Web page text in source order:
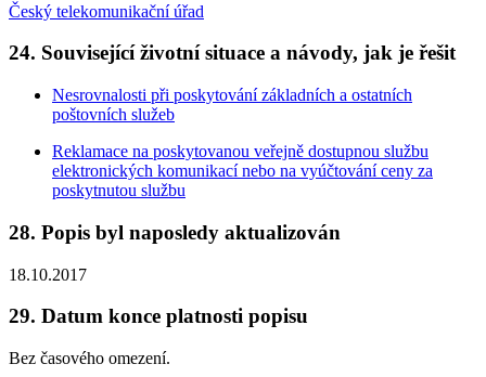
Český telekomunikační úřad
24. Související životní situace a návody, jak je řešit
Nesrovnalosti při poskytování základních a ostatních
poštovních služeb
Reklamace na poskytovanou veřejně dostupnou službu
elektronických komunikací nebo na vyúčtování ceny za
poskytnutou službu
28. Popis byl naposledy aktualizován
18.10.2017
29. Datum konce platnosti popisu
Bez časového omezení.